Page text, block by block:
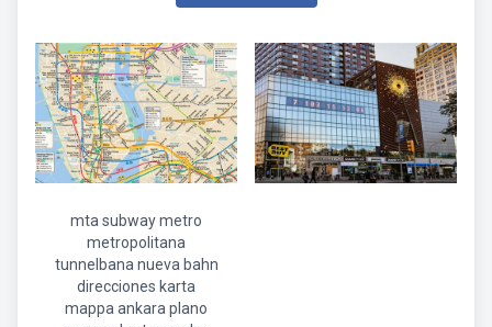
mta subway metro
metropolitana
tunnelbana nueva bahn
direcciones karta
mappa ankara plano